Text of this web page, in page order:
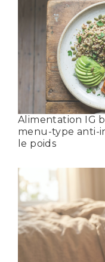
Alimentation IG
menu-type anti-
le poids